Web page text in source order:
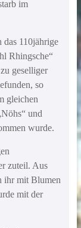
im
110jährige
Rhingsche“
geselliger
so
gleichen
und
wurde.
zuteil. Aus
ihr mit Blumen
mit der